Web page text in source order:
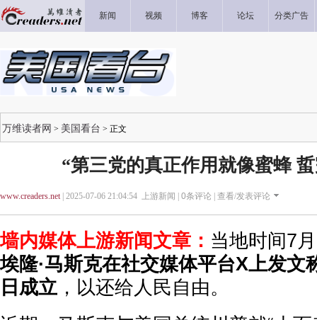
新闻 视频 博客 论坛 分类广告
万维读者网 > 美国看台 > 正文
“第三党的真正作用就像蜜蜂
www.creaders.net| 2025-07-06 21:04:54 上游新闻 | 0条评论 | 查看/发表评论
墙内媒体上游新闻文章： 当地时间7
埃隆·马斯克在社交媒体平台X上发文
日成立 ，以还给人民自由。